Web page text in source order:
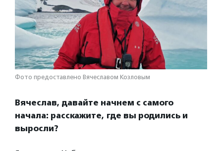
Фото предоставлено Вячеславом Козловым
Вячеслав, давайте начнем с самого
начала: расскажите, где вы родились и
выросли?